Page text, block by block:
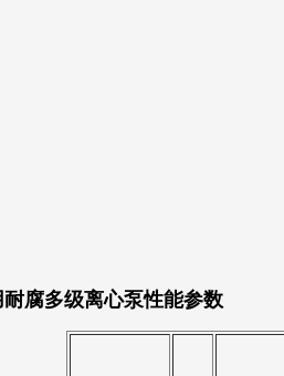
腐多级离心泵性能参数